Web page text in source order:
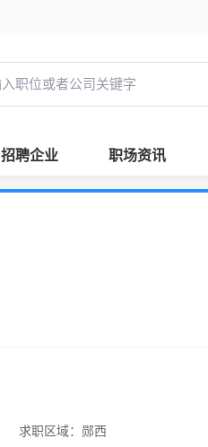
招聘企业 职场资讯
求职区域： 郧西